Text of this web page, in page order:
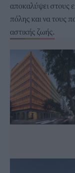
αποκαλύψει στους
πόλης και να τους
αστικής ζωής.